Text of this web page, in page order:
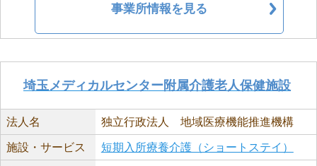
事業所情報を見る
埼玉メディカルセンター附属介護老人保健施設
法人名 独立行政法人 地域医療機能推進機構
施設・サービス 短期入所療養介護（ショートステイ）